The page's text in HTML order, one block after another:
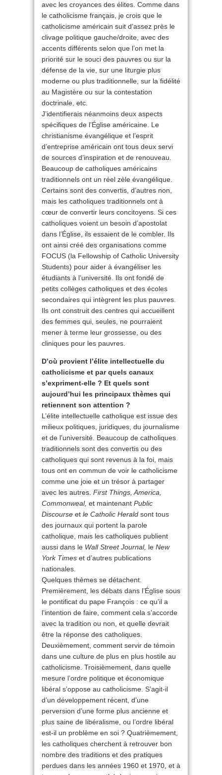
avec les croyances des élites. Comme dans
le catholicisme français, je crois que le
catholicisme américain suit d’assez près le
clivage politique gauche/droite, avec des
accents différents selon que l’on met la
priorité sur le souci des pauvres ou sur la
défense de la vie, sur une liturgie plus
moderne ou plus traditionnelle, sur la fidélité
au Magistère ou sur la contestation
doctrinale, etc.
J’identifierais néanmoins deux aspects
spécifiques de l’Église américaine. Le
christianisme évangélique et l’esprit
d’entreprise américain ont tous deux servi
de sources d’inspiration et de renouveau.
Beaucoup de catholiques américains
traditionnels ont un réel zèle évangélique.
Certains sont des convertis, d’autres non,
mais les catholiques traditionnels ont à
cœur de convertir leurs concitoyens. Si ces
catholiques voient un besoin d’apostolat
dans l’Église, ils essaient de le combler. Ils
ont ainsi créé des organisations comme
FOCUS (la Fellowship of Catholic University
Students) pour aider à évangéliser les
étudiants à l’université. Ils ont fondé de
petits collèges catholiques et des écoles
secondaires qui intègrent les plus pauvres.
Ils ont construit des centres qui accueillent
des femmes qui, seules, ne pourraient
mener à terme leur grossesse, ou des
cliniques pour les pauvres.
D’où provient l’élite intellectuelle du
catholicisme et par quels canaux
s’expriment-elle ? Et quels sont
aujourd’hui les principaux thèmes qui
retiennent son attention ?
L’élite intellectuelle catholique est issue des
milieux politiques, juridiques, du journalisme
et de l’université. Beaucoup de catholiques
traditionnels sont des convertis ou des
catholiques qui sont revenus à la foi, mais
tous ont en commun de voir le catholicisme
comme une joie et un trésor à partager
avec les autres. First Things, America,
Commonweal, et maintenant Public
Discourse et le Catholic Herald sont tous
des journaux qui portent la parole
catholique, mais les catholiques publient
aussi dans le Wall Street Journal, le New
York Times et d’autres publications
nationales.
Quelques thèmes se détachent.
Premièrement, les débats dans l’Église sous
le pontificat du pape François : ce qu’il a
l’intention de faire, comment cela s’accorde
avec la tradition ou non, et quelle devrait
être la réponse des catholiques.
Deuxièmement, comment servir de témoin
dans une culture de plus en plus hostile au
catholicisme. Troisièmement, dans quelle
mesure l’ordre politique et économique
libéral s’oppose au catholicisme. S’agit-il
d’un développement récent, d’une
perversion d’une forme plus ancienne et
plus saine de libéralisme, ou l’ordre libéral
est-il un problème en soi ? Quatrièmement,
les catholiques cherchent à retrouver bon
nombre des traditions et des pratiques
perdues dans les années 1960 et 1970, et à